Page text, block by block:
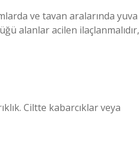
ve tavan aralarında yuva
alanlar acilen ilaçlanmalıdır,
Ciltte kabarcıklar veya